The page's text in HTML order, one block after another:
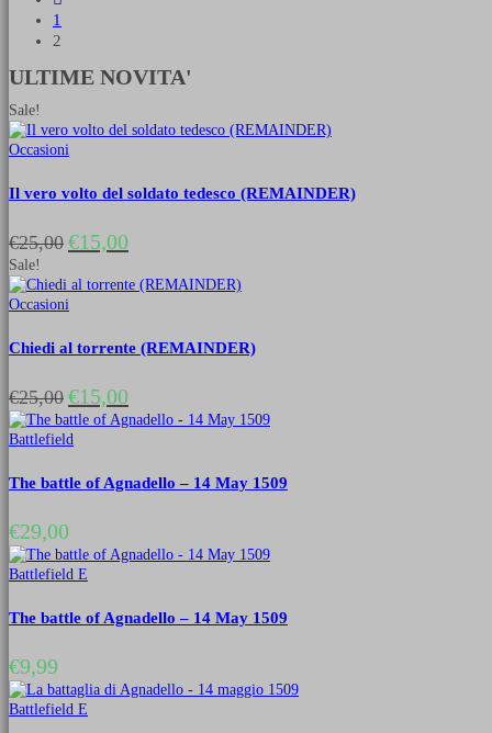
1
2
ULTIME NOVITA'
Sale!
Occasioni
Il vero volto del soldato tedesco (REMAINDER)
€25,00 Il
prezzo
originale
era:
€25,00.
€15,00
prezzo
attuale
è:
Sale!
Occasioni
Chiedi al torrente (REMAINDER)
€25,00 Il
prezzo
originale
era:
€15,00
prezzo
attuale
Battlefield
The battle of Agnadello – 14 May 1509
€29,00
Battlefield E
The battle of Agnadello – 14 May 1509
€9,99
Battlefield E